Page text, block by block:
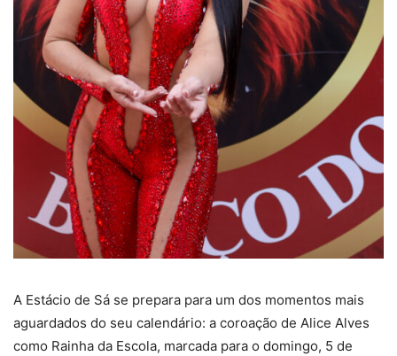
A Estácio de Sá se prepara para um dos momentos mais
aguardados do seu calendário: a coroação de Alice Alves
como Rainha da Escola, marcada para o domingo, 5 de